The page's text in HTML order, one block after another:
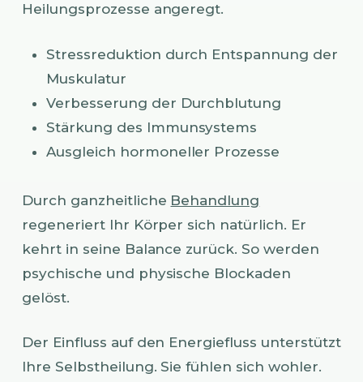
Heilungsprozesse angeregt.
Stressreduktion durch Entspannung der
Muskulatur
Verbesserung der Durchblutung
Stärkung des Immunsystems
Ausgleich hormoneller Prozesse
Durch ganzheitliche Behandlung
regeneriert Ihr Körper sich natürlich. Er
kehrt in seine Balance zurück. So werden
psychische und physische Blockaden
gelöst.
Der Einfluss auf den Energiefluss unterstützt
Ihre Selbstheilung. Sie fühlen sich wohler.